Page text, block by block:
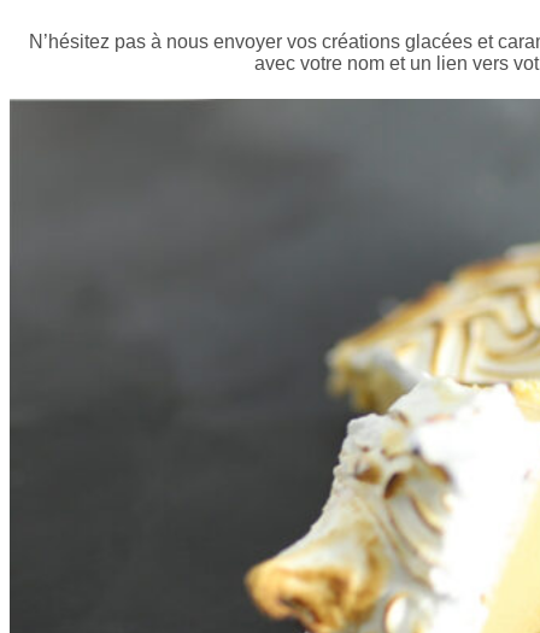
N’hésitez pas à nous envoyer vos créations glacées et
avec votre nom et un lien vers